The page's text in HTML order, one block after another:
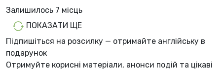
Залишилось 7 місць
ПОКАЗАТИ ЩЕ
Підпишіться на розсилку — отримайте англійську в
подарунок
Отримуйте корисні матеріали, анонси подій та цікаві